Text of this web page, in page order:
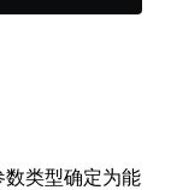
数类型确定为能